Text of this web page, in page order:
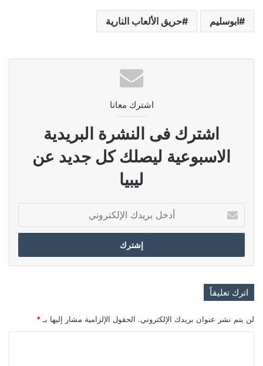
ابوسليم حريق الألعاب النارية
اشترك معانا
اشترك فى النشرة البريدية
الاسبوعية ليصلك كل جديد عن
ليبيا
بريدك
الإلكتروني
اترك تعليقاً
لن يتم نشر عنوان بريدك الإلكتروني. الحقول الإلزامية مشار إليها بـ *